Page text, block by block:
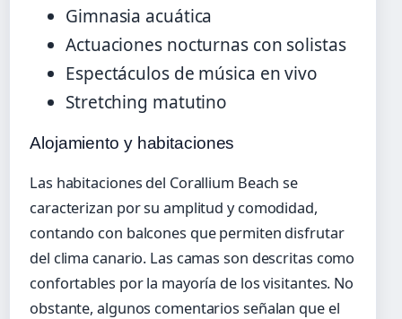
Gimnasia acuática
Actuaciones nocturnas con solistas
Espectáculos de música en vivo
Stretching matutino
Alojamiento y habitaciones
Las habitaciones del Corallium Beach se
caracterizan por su amplitud y comodidad,
contando con balcones que permiten disfrutar
del clima canario. Las camas son descritas como
confortables por la mayoría de los visitantes. No
obstante, algunos comentarios señalan que el